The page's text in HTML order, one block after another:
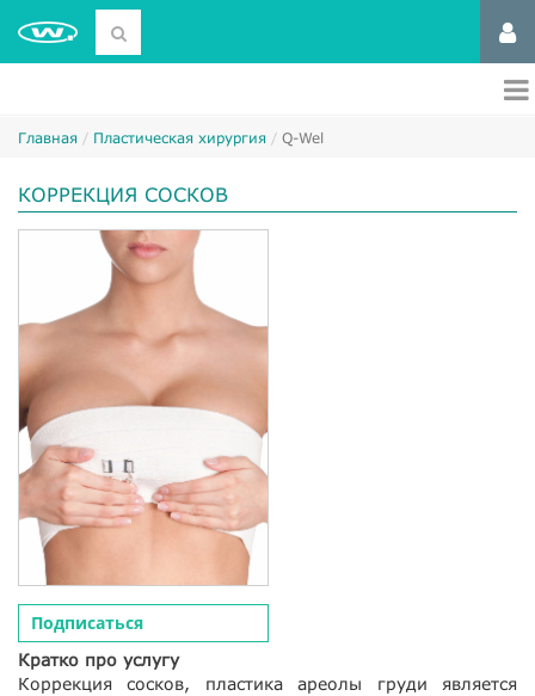
Главная Пластическая хирургия Q-Wel
КОРРЕКЦИЯ СОСКОВ
Подписаться
Кратко про услугу
Коррекция сосков, пластика ареолы груди является